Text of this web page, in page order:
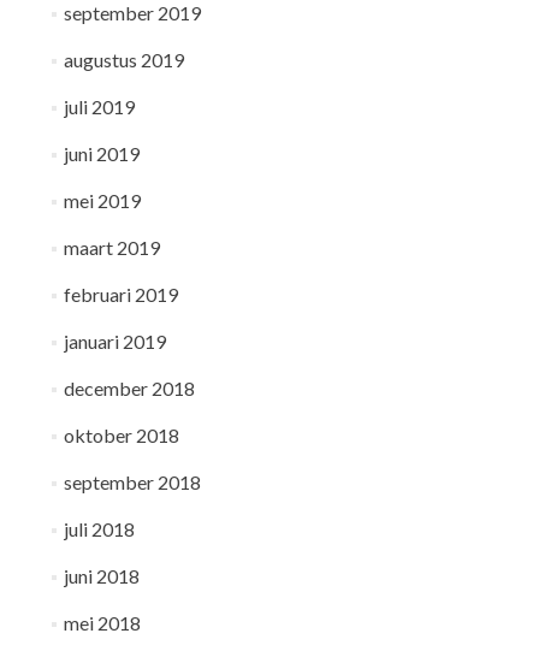
september 2019
augustus 2019
juli 2019
juni 2019
mei 2019
maart 2019
februari 2019
januari 2019
december 2018
oktober 2018
september 2018
juli 2018
juni 2018
mei 2018